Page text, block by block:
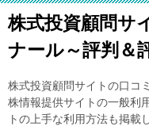
株式投資顧問サ
ナール～評判＆
株式投資顧問サイトの口コ
株情報提供サイトの一般利
トの上手な利用方法も掲載